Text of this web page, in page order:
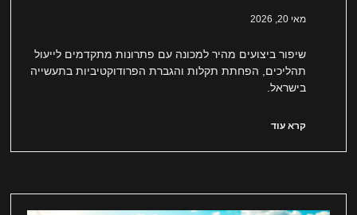
מאי 20, 2026
שיפור ביצועים מהיר למכונה עם פתרונות מתקדמים לייעול
תהליכים, הפחתת תקלות והגברת הפרודוקטיביות בתעשייה
בישראל.
קרא עוד